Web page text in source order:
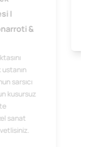
|
&
sarsıcı
kusursuz
sanat